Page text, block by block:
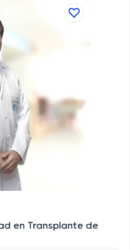
en Transplante de